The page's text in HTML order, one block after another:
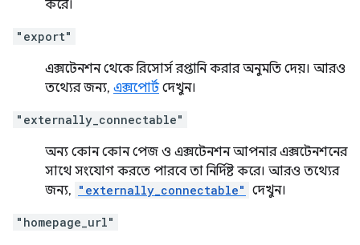
করে।
"export"
এক্সটেনশন থেকে রিসোর্স রপ্তানি করার অনুমতি দেয়। আরও
তথ্যের জন্য, এক্সপোর্টদেখুন।
"externally_connectable"
অন্য কোন কোন পেজ ও এক্সটেনশন আপনার এক্সটেনশনের
সাথে সংযোগ করতে পারবে তা নির্দিষ্ট করে। আরও তথ্যের
জন্য, "externally_connectable" দেখুন।
"homepage_url"